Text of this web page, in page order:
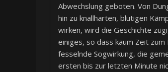
Abwechslung geboten. Von
hin zu knallharten, blutigen
wirken, wird die Geschichte
einiges, so dass kaum Zeit
fesselnde Sogwirkung, die
ersten bis zur letzten Minute